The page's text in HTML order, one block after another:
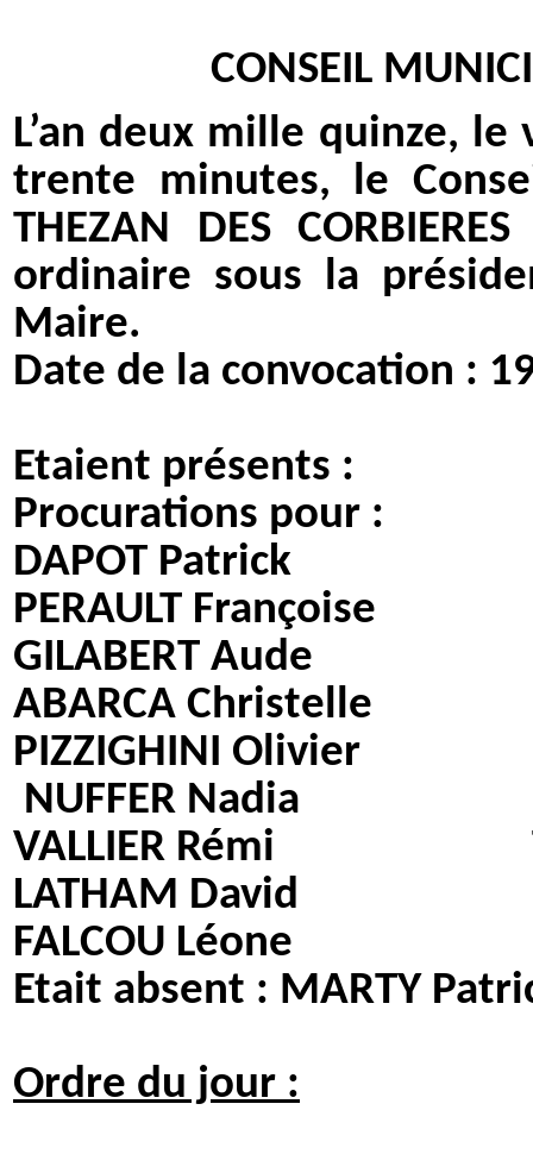
CONSEIL
L’an deux mille quinze,
trente minutes, le
THEZAN DES
ordinaire sous la
Maire.
Date de la convocation :
Etaient présents :
Procurations pour :
DAPOT Patrick
PERAULT Françoise
GILABERT Aude
ABARCA Christelle
PIZZIGHINI Olivier
NUFFER Nadia
VALLIER Rémi
LATHAM David
FALCOU Léone
Etait absent : MARTY
Ordre du jour :